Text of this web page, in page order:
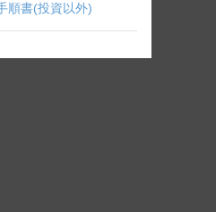
順書(投資以外)